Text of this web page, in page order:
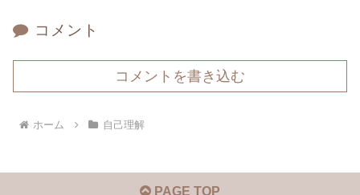
コメント
コメントを書き込む
ホーム 自己理解
PAGE TOP